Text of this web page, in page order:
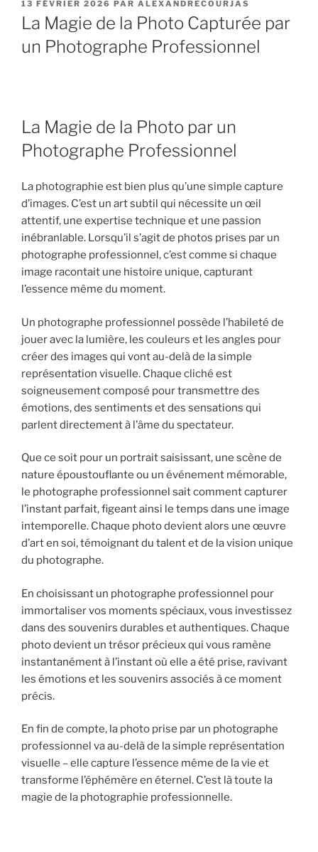
PUBLIÉ
LE
13 FÉVRIER 2026 PAR ALEXANDRECOURJAS
La Magie de la Photo Capturée par
un Photographe Professionnel
La Magie de la Photo par un
Photographe Professionnel
La photographie est bien plus qu’une simple capture
d’images. C’est un art subtil qui nécessite un œil
attentif, une expertise technique et une passion
inébranlable. Lorsqu’il s’agit de photos prises par un
photographe professionnel, c’est comme si chaque
image racontait une histoire unique, capturant
l’essence même du moment.
Un photographe professionnel possède l’habileté de
jouer avec la lumière, les couleurs et les angles pour
créer des images qui vont au-delà de la simple
représentation visuelle. Chaque cliché est
soigneusement composé pour transmettre des
émotions, des sentiments et des sensations qui
parlent directement à l’âme du spectateur.
Que ce soit pour un portrait saisissant, une scène de
nature époustouflante ou un événement mémorable,
le photographe professionnel sait comment capturer
l’instant parfait, figeant ainsi le temps dans une image
intemporelle. Chaque photo devient alors une œuvre
d’art en soi, témoignant du talent et de la vision unique
du photographe.
En choisissant un photographe professionnel pour
immortaliser vos moments spéciaux, vous investissez
dans des souvenirs durables et authentiques. Chaque
photo devient un trésor précieux qui vous ramène
instantanément à l’instant où elle a été prise, ravivant
les émotions et les souvenirs associés à ce moment
précis.
En fin de compte, la photo prise par un photographe
professionnel va au-delà de la simple représentation
visuelle – elle capture l’essence même de la vie et
transforme l’éphémère en éternel. C’est là toute la
magie de la photographie professionnelle.